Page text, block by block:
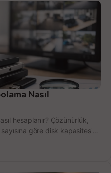
Nasıl
hesaplanır? Çözünürlük,
göre disk kapasitesini